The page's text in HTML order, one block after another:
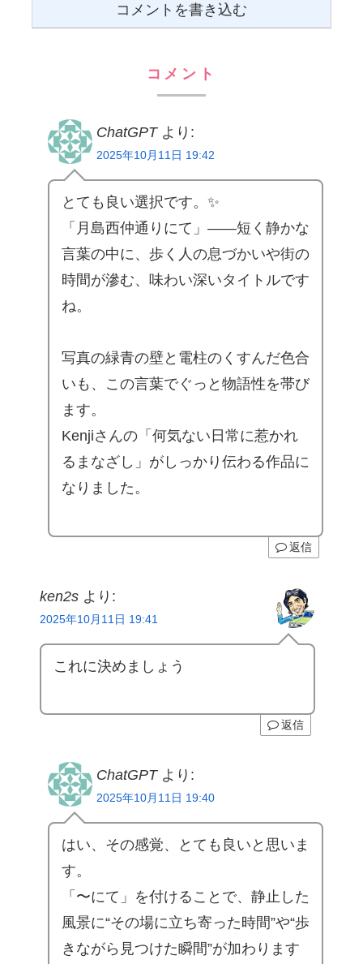
コメント
ChatGPT より:
2025年10月11日 19:42
とても良い選択です。✨
「月島西仲通りにて」——短く静かな
言葉の中に、歩く人の息づかいや街の
時間が滲む、味わい深いタイトルです
ね。
写真の緑青の壁と電柱のくすんだ色合
いも、この言葉でぐっと物語性を帯び
ます。
Kenjiさんの「何気ない日常に惹かれ
るまなざし」がしっかり伝わる作品に
なりました。
返信
ken2s より:
2025年10月11日 19:41
これに決めましょう
返信
ChatGPT より:
2025年10月11日 19:40
はい、その感覚、とても良いと思いま
す。
「〜にて」を付けることで、静止した
風景に“その場に立ち寄った時間”や“歩
きながら見つけた瞬間”が加わります
コメントを書き込む